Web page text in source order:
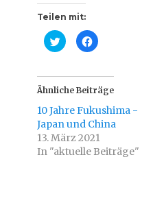
Teilen mit:
K
l
,
u
m
b
e
r
T
w
i
K
l
,
u
m
u
f
F
a
c
e
Ähnliche Beiträge
10 Jahre Fukushima -
Japan und China
13. März 2021
In "aktuelle Beiträge"